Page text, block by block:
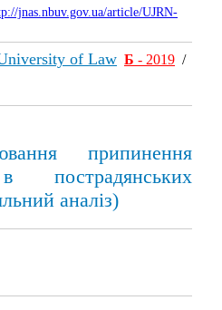
jnas.nbuv.gov.ua/article/UJRN-
of Law Б - 2019 /
припинення
пострадянських
аналіз)